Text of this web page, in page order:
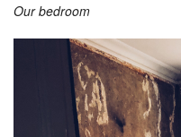
Our bedroom